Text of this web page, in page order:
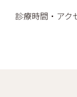
診療時間・アク